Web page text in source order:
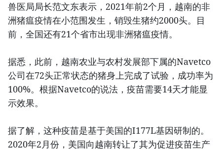
兽医局局长范文东表示，2021年前2个月，越南的非
洲猪瘟疫情在小范围发生，销毁生猪约2000头。目
前，全国还有21个省市出现非洲猪瘟疫情。
据悉，此前，越南农业与农村发展部下属的Navetco
公司在72头正常状态的猪身上完成了试验，成功率为
100%。根据Navetco的说法，疫苗需要14天才能显
示效果。
据了解，这种疫苗是基于美国的I177L基因研制的。
2020年2月份，美国向越南转让了其为促进疫苗生产